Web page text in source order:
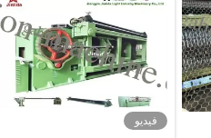
فيديو